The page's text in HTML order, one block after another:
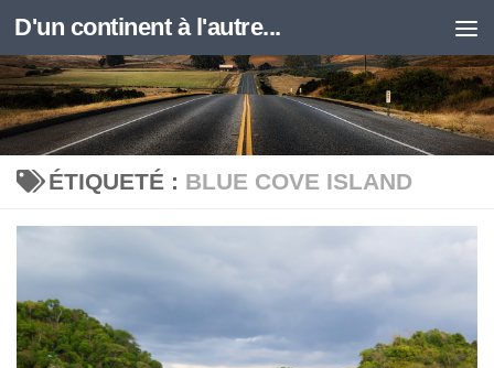
Skip to content
D'un continent à l'autre...
ÉTIQUETÉ : BLUE COVE ISLAND